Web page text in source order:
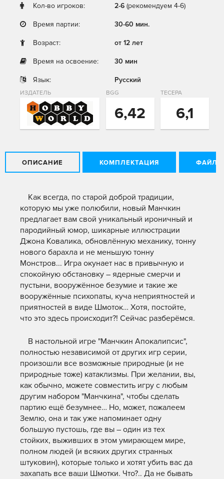
Кол-во игроков: 2-6 (рекомендуем 4-6)
Время партии: 30-60 мин.
Возраст: от 12 лет
Время на освоение: 30 мин
Язык: Русский
ИЗДАТЕЛЬ BGG
6,42
ТЕСЕРА
6,1
ОПИСАНИЕ КОМПЛЕКТАЦИЯ ФАЙЛЫ
Как всегда, по старой доброй традиции,
которую мы уже полюбили, новый Манчкин
предлагает вам свой уникальный ироничный и
пародийный юмор, шикарные иллюстрации
Джона Ковалика, обновлённую механику, тонну
нового барахла и не меньшую тонну
Монстров... Игра окунает нас в привычную и
спокойную обстановку – ядерные смерчи и
пустыни, вооружённое безумие и такие же
вооружённые психопаты, куча неприятностей и
приятностей в виде Шмоток… Хотя, постойте,
что это здесь происходит?! Сейчас разберёмся.
В настольной игре "Манчкин Апокалипсис",
полностью независимой от других игр серии,
произошли все возможные природные (и не
природные тоже) катаклизмы. При желании, вы,
как обычно, можете совместить игру с любым
другим набором "Манчкина", чтобы сделать
партию ещё безумнее… Но, может, пожалеем
Землю, она и так уже напоминает одну
большую пустошь, где вы – один из тех
стойких, выживших в этом умирающем мире,
полном людей (и всяких других странных
штуковин), которые только и хотят убить вас да
захапать все ваши Шмотки. Что?.. Да не бывать